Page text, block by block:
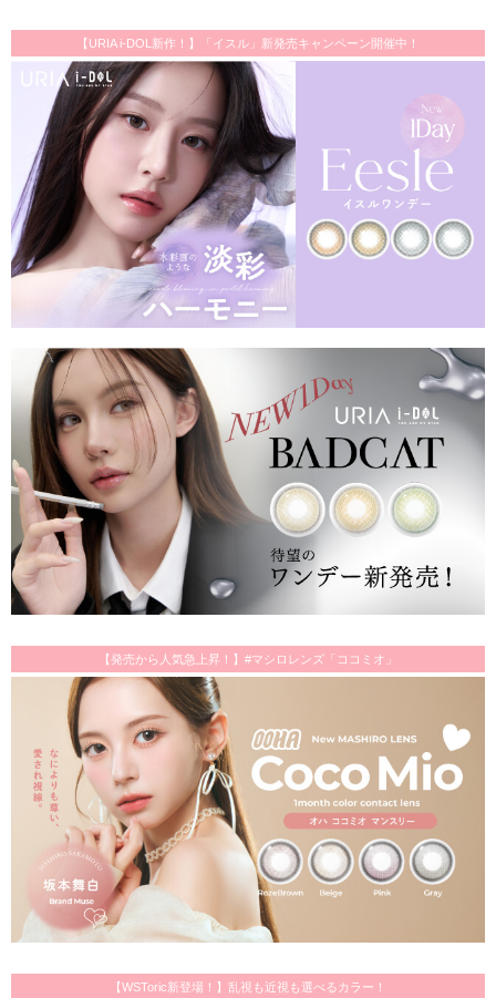
【URIA i-DOL新作！】「イスル」新発売キャンペーン開催中！
【発売から人気急上昇！】#マシロレンズ「ココミオ」
【WSToric新登場！】乱視も近視も選べるカラー！